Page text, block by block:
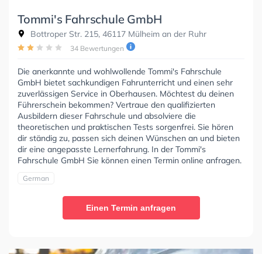
Tommi's Fahrschule GmbH
Bottroper Str. 215, 46117 Mülheim an der Ruhr
34 Bewertungen
Die anerkannte und wohlwollende Tommi's Fahrschule
GmbH bietet sachkundigen Fahrunterricht und einen sehr
zuverlässigen Service in Oberhausen. Möchtest du deinen
Führerschein bekommen? Vertraue den qualifizierten
Ausbildern dieser Fahrschule und absolviere die
theoretischen und praktischen Tests sorgenfrei. Sie hören
dir ständig zu, passen sich deinen Wünschen an und bieten
dir eine angepasste Lernerfahrung. In der Tommi's
Fahrschule GmbH Sie können einen Termin online anfragen.
German
Einen Termin anfragen